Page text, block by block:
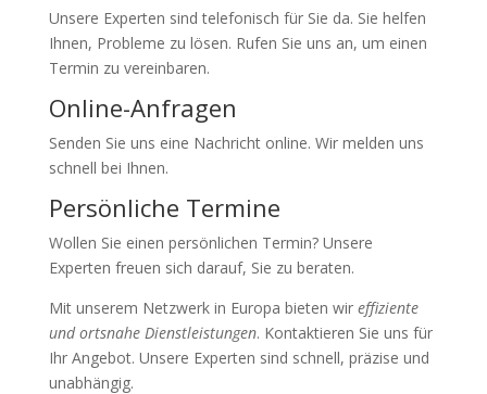
Unsere Experten sind telefonisch für Sie da. Sie helfen
Ihnen, Probleme zu lösen. Rufen Sie uns an, um einen
Termin zu vereinbaren.
Online-Anfragen
Senden Sie uns eine Nachricht online. Wir melden uns
schnell bei Ihnen.
Persönliche Termine
Wollen Sie einen persönlichen Termin? Unsere
Experten freuen sich darauf, Sie zu beraten.
Mit unserem Netzwerk in Europa bieten wir effiziente
und ortsnahe Dienstleistungen. Kontaktieren Sie uns für
Ihr Angebot. Unsere Experten sind schnell, präzise und
unabhängig.